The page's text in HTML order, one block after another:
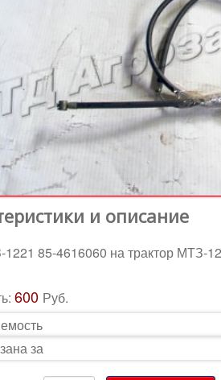
и описание
85-4616060 на трактор МТЗ-
600 Руб.
за